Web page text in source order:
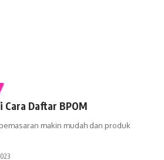
Cara Daftar BPOM
makin mudah dan produk